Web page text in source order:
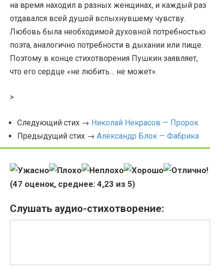
на время находил в разных женщинах, и каждый раз
отдавался всей душой вспыхнувшему чувству.
Любовь была необходимой духовной потребностью
поэта, аналогично потребности в дыхании или пище.
Поэтому в конце стихотворения Пушкин заявляет,
что его сердце «не любить… не может».
>
Следующий стих → Николай Некрасов — Пророк
Предыдущий стих → Александр Блок — Фабрика
(47 оценок, среднее: 4,23 из 5)
Слушать аудио-стихотворение: